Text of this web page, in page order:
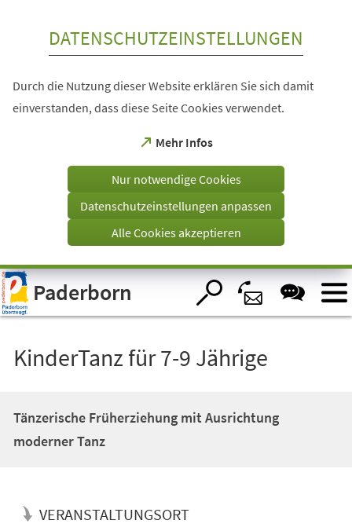
Visuelle
Assistenzsoftware
öffnen.
DATENSCHUTZEINSTELLUNGEN
Durch die Nutzung dieser Website erklären Sie sich damit
einverstanden, dass diese Seite Cookies verwendet.
Mehr Infos
(Öffnet
einem
Tab)
Nur notwendige Cookies
Datenschutzeinstellungen anpassen
Alle Cookies akzeptieren
Paderborn
KinderTanz für 7-9 Jährige
Tänzerische Früherziehung mit Ausrichtung
moderner Tanz
VERANSTALTUNGSORT